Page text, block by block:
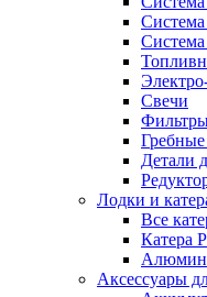
Свечи
Детали
Лодки и
Все
Катера
Аксессуары